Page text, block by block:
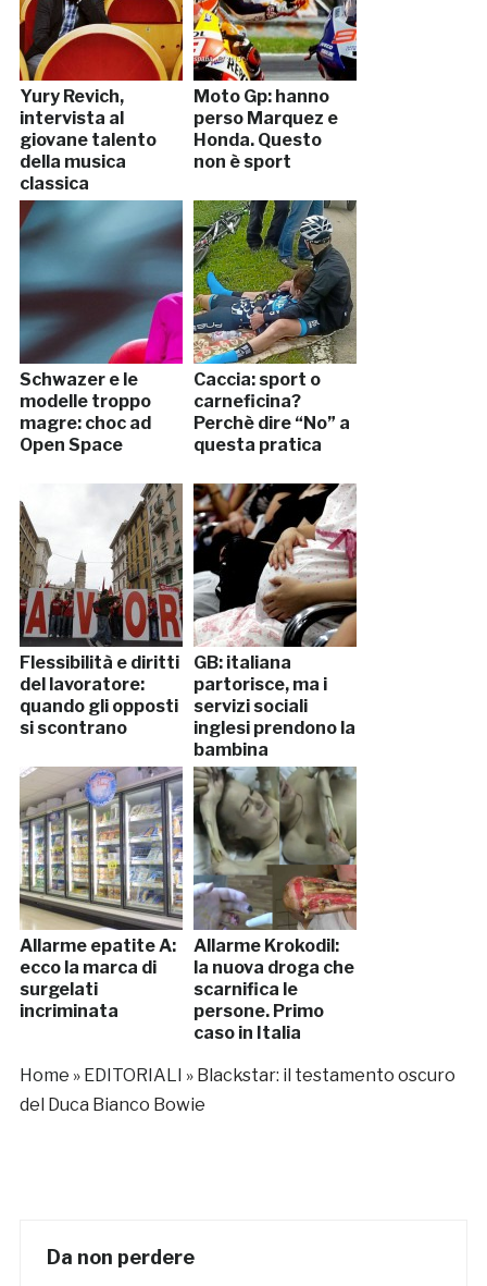
Yury Revich,
intervista al
giovane talento
della musica
classica
Moto Gp: hanno
perso Marquez e
Honda. Questo
non è sport
Schwazer e le
modelle troppo
magre: choc ad
Open Space
Caccia: sport o
carneficina?
Perchè dire “No” a
questa pratica
Flessibilità e diritti
del lavoratore:
quando gli opposti
si scontrano
GB: italiana
partorisce, ma i
servizi sociali
inglesi prendono la
bambina
Allarme epatite A:
ecco la marca di
surgelati
incriminata
Allarme Krokodil:
la nuova droga che
scarnifica le
persone. Primo
caso in Italia
Home » EDITORIALI » Blackstar: il testamento oscuro
del Duca Bianco Bowie
Da non perdere